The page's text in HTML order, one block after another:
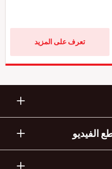
تعرف على المزيد
الفيديو